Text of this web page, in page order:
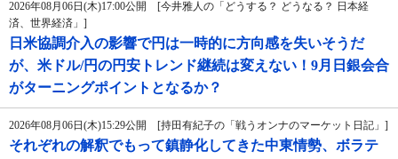
2026年08月06日(木)17:00公開 [今井雅人の「どうする？ どうなる？ 日本経
済、世界経済」]
日米協調介入の影響で円は一時的に方向感を失いそうだ
が、米ドル/円の円安トレンド継続は変えない！9月日銀会合
がターニングポイントとなるか？
2026年08月06日(木)15:29公開 [持田有紀子の「戦うオンナのマーケット日記」]
それぞれの解釈でもって鎮静化してきた中東情勢、ボラテ